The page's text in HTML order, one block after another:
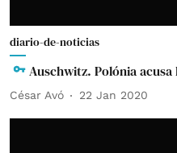
diario-de-noticias
Auschwitz. Polónia
César Avó 22 Jan 2020